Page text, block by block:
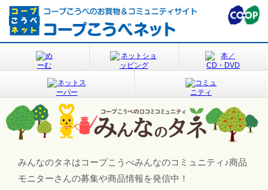
みんなのタネはコープこうべみんなのコミュニティ♪商品
モニターさんの募集や商品情報を発信中！